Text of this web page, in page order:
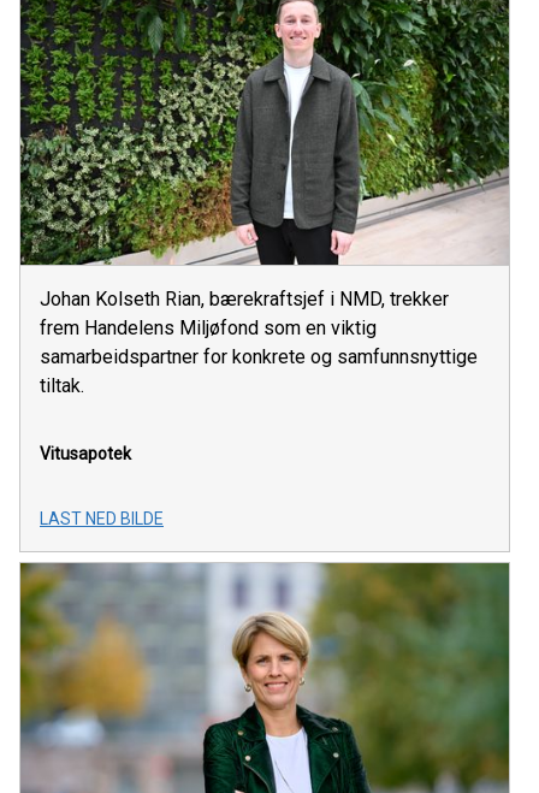
Johan Kolseth Rian, bærekraftsjef i NMD, trekker
frem Handelens Miljøfond som en viktig
samarbeidspartner for konkrete og samfunnsnyttige
tiltak.
Vitusapotek
LAST NED BILDE